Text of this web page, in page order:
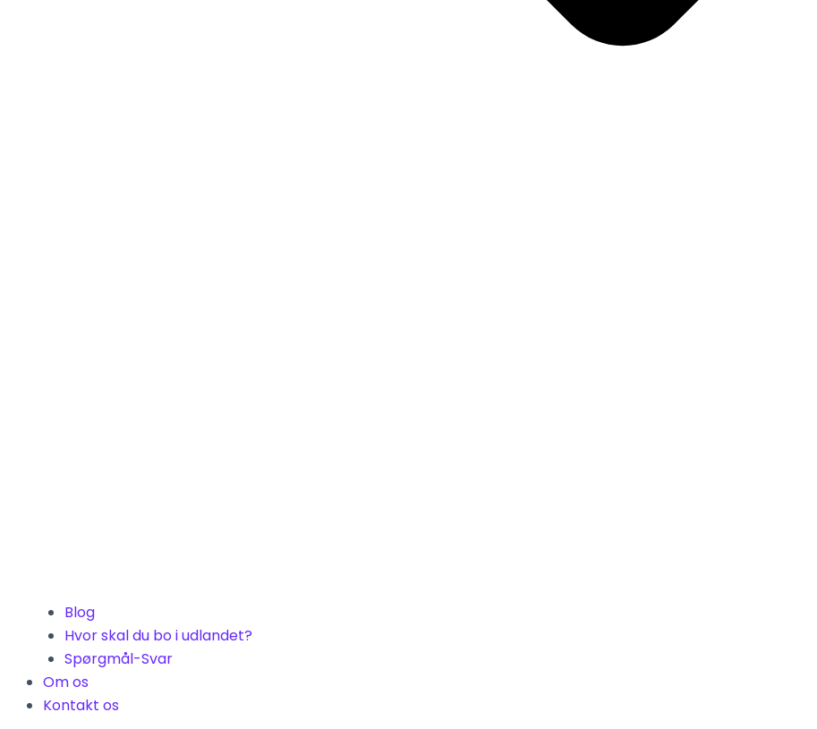
Blog
Hvor skal du bo i udlandet?
Spørgmål-Svar
Om os
Kontakt os